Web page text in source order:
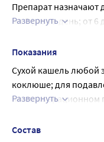
Препарат назначают
мл 3 раза в день; от 6
4 раза в день.
При приеме
приспособление.
Если кашель
лечения, то следует
Развернуть
Показания
Сухой кашель любой
коклюше; для
послеоперационном
Развернуть
Состав